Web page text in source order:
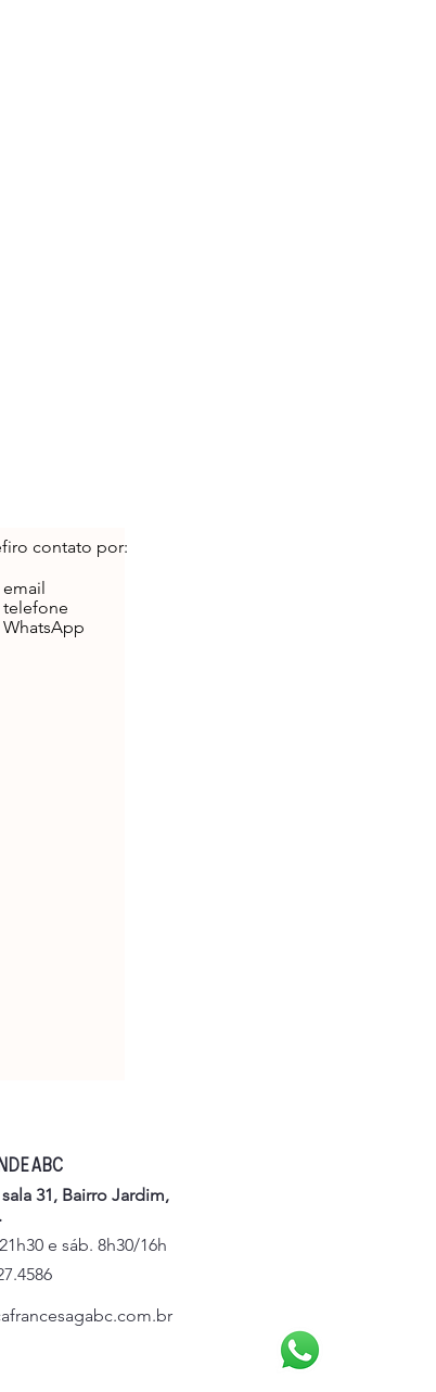
contato por:
email
telefone
WhatsApp
ABC
31, Bairro Jardim,
e sáb. 8h30/16h